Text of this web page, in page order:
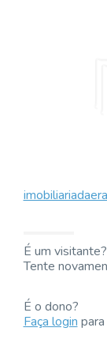
É um visitante?
Tente
É o dono?
Faça loginpara